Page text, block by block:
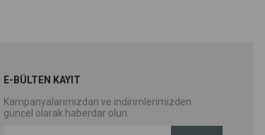
E-BÜLTEN KAYIT
Kampanyalarımızdan ve indirimlerimizden
güncel olarak haberdar olun.